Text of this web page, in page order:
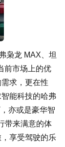
枭龙 MAX、坦
前市场上的优
求，更在性
能科技的哈弗
亦或是豪华智
带来满意的体
享受驾驶的乐